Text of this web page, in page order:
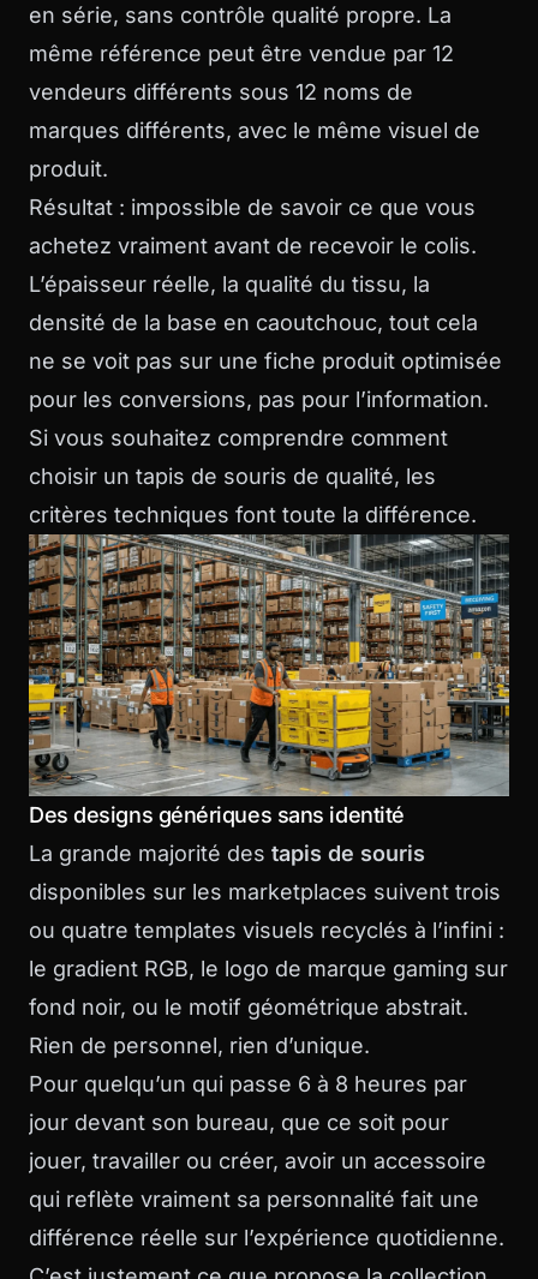
en série, sans contrôle qualité propre. La
même référence peut être vendue par 12
vendeurs différents sous 12 noms de
marques différents, avec le même visuel de
produit.
Résultat : impossible de savoir ce que vous
achetez vraiment avant de recevoir le colis.
L’épaisseur réelle, la qualité du tissu, la
densité de la base en caoutchouc, tout cela
ne se voit pas sur une fiche produit optimisée
pour les conversions, pas pour l’information.
Si vous souhaitez comprendre comment
choisir un tapis de souris de qualité, les
critères techniques font toute la différence.
Des designs génériques sans identité
La grande majorité des tapis de souris
disponibles sur les marketplaces suivent trois
ou quatre templates visuels recyclés à l’infini :
le gradient RGB, le logo de marque gaming sur
fond noir, ou le motif géométrique abstrait.
Rien de personnel, rien d’unique.
Pour quelqu’un qui passe 6 à 8 heures par
jour devant son bureau, que ce soit pour
jouer, travailler ou créer, avoir un accessoire
qui reflète vraiment sa personnalité fait une
différence réelle sur l’expérience quotidienne.